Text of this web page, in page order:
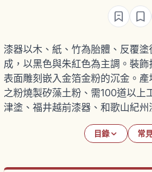
漆器以木、紙、竹為胎體、反覆
成，以黑色與朱紅色為主調。裝
表面雕刻嵌入金箔金粉的沉金。
之粉燒製矽藻土粉、需100道以上
津塗、福井越前漆器、和歌山紀州
目錄 常